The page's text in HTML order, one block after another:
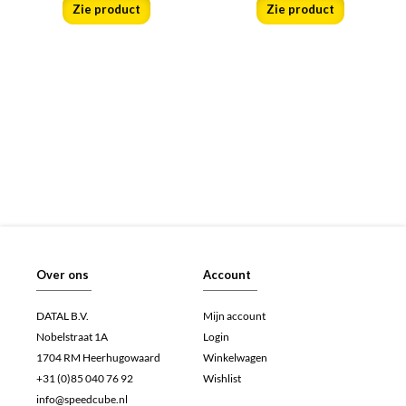
Zie product Zie product
Over ons
DATAL B.V.
Nobelstraat 1A
1704 RM Heerhugowaard
+31 (0)85 040 76 92
info@speedcube.nl
Account
Mijn account
Login
Winkelwagen
Wishlist